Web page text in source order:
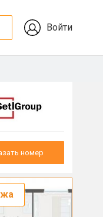
Войти
номер